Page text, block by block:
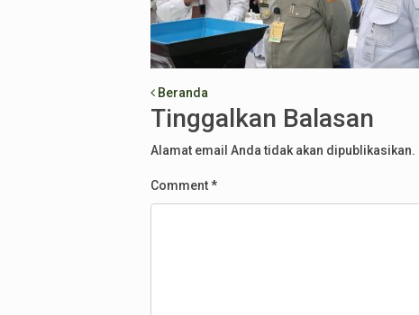
Post navigation
Beranda
Tinggalkan Balasan
Alamat email Anda tidak akan dipublikasikan.
Comment*